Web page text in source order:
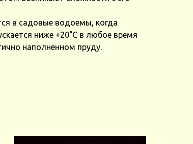
в садовые водоемы, когда
ниже +20°C в любое время
наполненном пруду.